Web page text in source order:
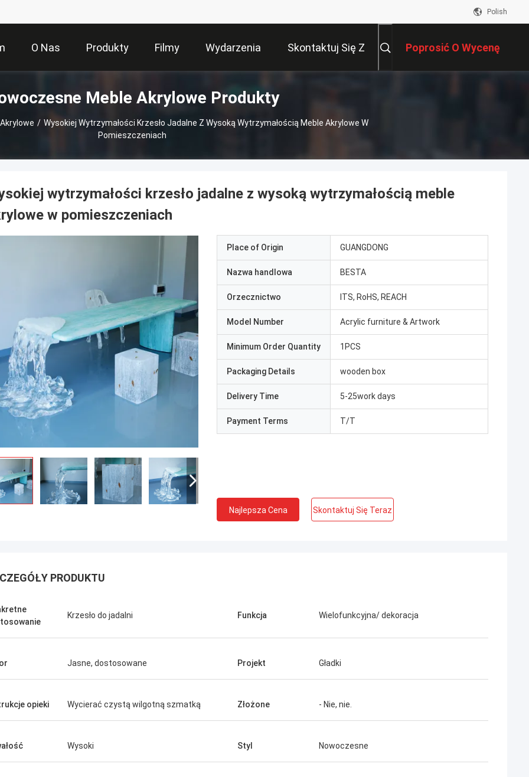
Polish
O Nas Produkty Filmy Wydarzenia Skontaktuj Się Z Poprosić O Wycenę
Meble Akrylowe Produkty
/ Wysokiej Wytrzymałości Krzesło Jadalne Z Wysoką Wytrzymałością Meble Akrylowe W
Pomieszczeniach
Dziękuję za wszystkie
wytrzymałości krzesło jadalne z wysoką wytrzymałością meble
w pomieszczeniach
Place of Origin GUANGDONG
Nazwa handlowa BESTA
Orzecznictwo ITS, RoHS, REACH
Model Number Acrylic furniture & Artwork
Minimum Order Quantity 1PCS
Packaging Details wooden box
Delivery Time 5-25work days
Payment Terms T/T
Najlepsza Cena Skontaktuj Się Teraz
PRODUKTU
Krzesło do jadalni Funkcja Wielofunkcyjna/ dekoracja
Jasne, dostosowane Projekt Gładki
opieki Wycierać czystą wilgotną szmatką Złożone - Nie, nie.
Wysoki Styl Nowoczesne